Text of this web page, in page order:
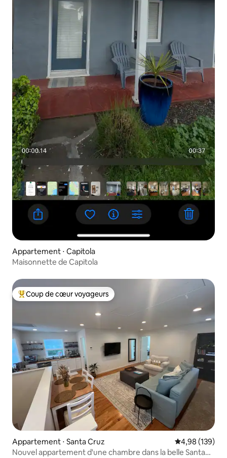
Appartement ⋅ Capitola
Maisonnette de Capitola
Coups de cœur voyageurs les plus appréciés
Coup de cœur voyageurs
Appartement ⋅ Santa Cruz Évaluation
4,98 (139)
Nouvel appartement d'une chambre dans la belle Santa